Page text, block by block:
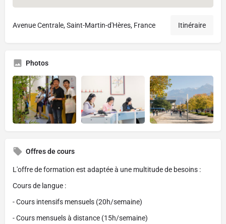
Avenue Centrale, Saint-Martin-d'Hères, France Itinéraire
Photos
Offres de cours
L'offre de formation est adaptée à une multitude de besoins :
Cours de langue :
- Cours intensifs mensuels (20h/semaine)
- Cours mensuels à distance (15h/semaine)